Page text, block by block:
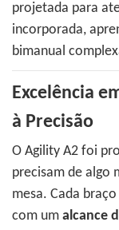
projetada para
incorporada,
bimanual
Excelência
à Precisão
O Agility A2 foi
precisam de algo
mesa. Cada
com um alcance